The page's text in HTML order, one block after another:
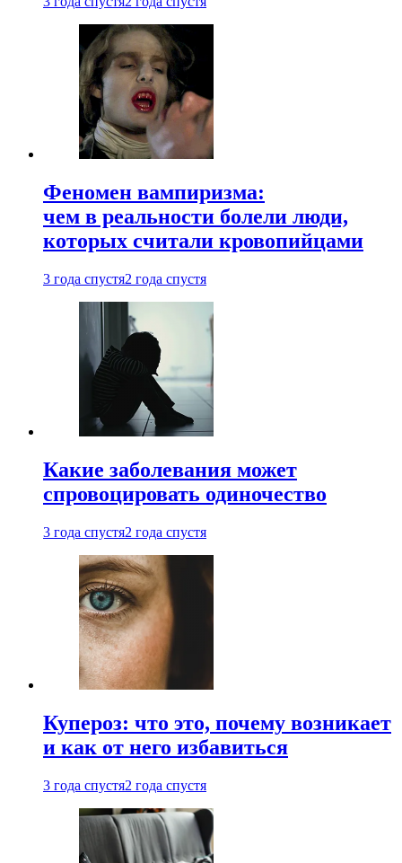
Феномен вампиризма:
чем в реальности болели люди,
которых считали кровопийцами
3 года спустя2 года спустя
Какие заболевания может
спровоцировать одиночество
3 года спустя2 года спустя
Купероз: что это, почему возникает
и как от него избавиться
3 года спустя2 года спустя